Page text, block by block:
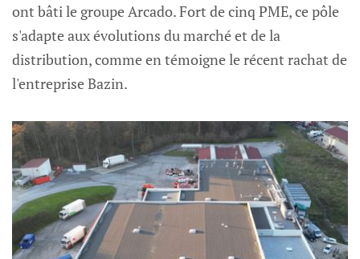
ont bâti le groupe Arcado. Fort de cinq PME, ce pôle
s'adapte aux évolutions du marché et de la
distribution, comme en témoigne le récent rachat de
l'entreprise Bazin.